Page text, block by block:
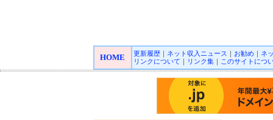
HOME 更新履歴｜ ネット収入ニュース ｜ お勧め｜ ネ
リンクについて ｜ リンク集｜ このサイトにつ